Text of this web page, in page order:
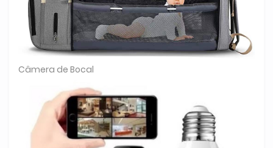
Câmera de Bocal